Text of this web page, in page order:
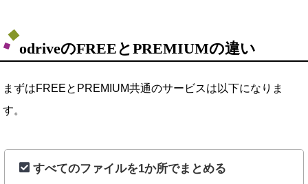
odriveのFREEとPREMIUMの違い
まずはFREEとPREMIUM共通のサービスは以下になりま
す。
すべてのファイルを1か所でまとめる